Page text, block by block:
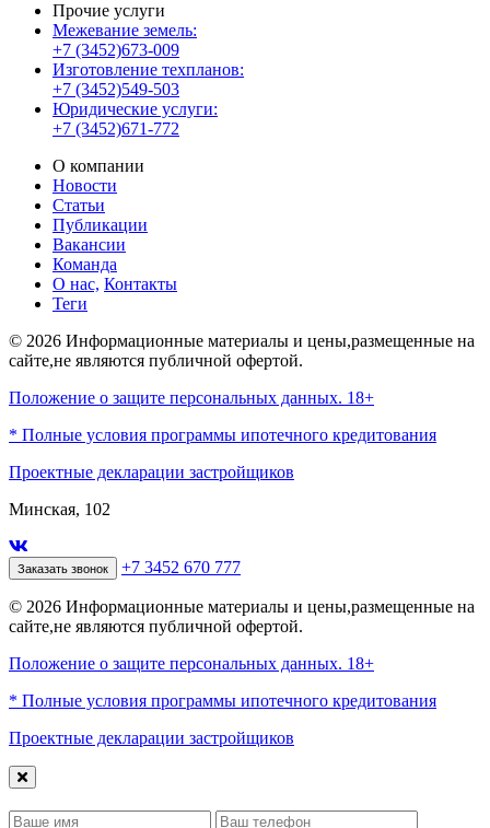
Прочие услуги
Межевание земель:
+7 (3452)673-009
Изготовление техпланов:
+7 (3452)549-503
Юридические услуги:
+7 (3452)671-772
О компании
Новости
Статьи
Публикации
Вакансии
Команда
О нас, Контакты
Теги
© 2026 Информационные материалы и цены,размещенные на
сайте,не являются публичной офертой.
Положение о защите персональных данных. 18+
* Полные условия программы ипотечного кредитования
Проектные декларации застройщиков
Минская, 102
Заказать звонок +7 3452 670 777
© 2026 Информационные материалы и цены,размещенные на
сайте,не являются публичной офертой.
Положение о защите персональных данных. 18+
* Полные условия программы ипотечного кредитования
Проектные декларации застройщиков